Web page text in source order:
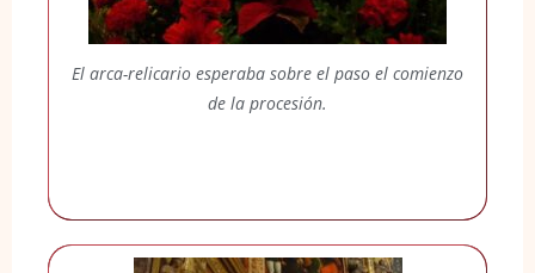
El arca-relicario esperaba sobre el paso el comienzo
de la procesión.